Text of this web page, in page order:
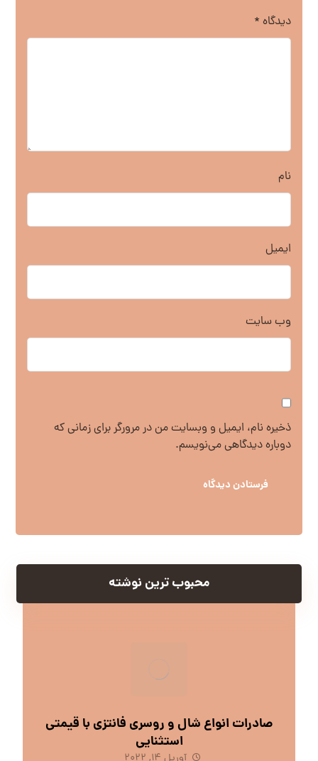
دیدگاه *
نام
ایمیل
وب‌ سایت
ذخیره نام، ایمیل و وبسایت من در مرورگر برای زمانی که
دوباره دیدگاهی می‌نویسم.
محبوب ترین نوشته
صادرات انواع شال و روسری فانتزی با قیمتی
استثنایی